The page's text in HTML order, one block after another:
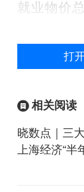
就业物价
恒生中国
基本面的
管是消费
上都呈现
据看，城
打
相关阅读
晓数点｜三
上海经济“半